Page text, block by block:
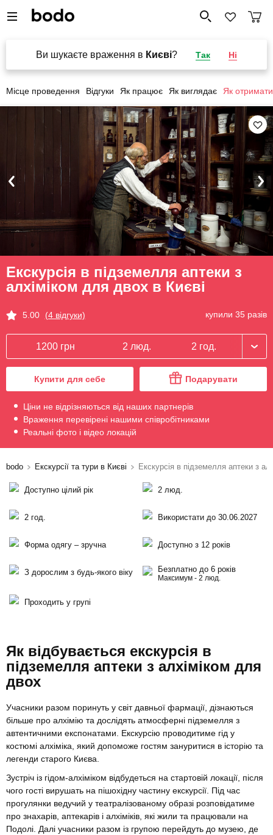
Ви шукаєте враження в Києві? Так Ні
Місце проведення Відгуки Як працює Як виглядає Як отримати
Екскурсія в підземелля аптеки з
алхіміком для двох в Києві
5.00 (4 відгуки) купили 35 разів
1200 грн 2 люд. 2 год.
Купити для себе Подарувати
Ціни не відрізняються від наших партнерів
Враження перевірені нашими співробітниками
Реальні фото і відео локацій
bodo Екскурсії та тури в Києві Екскурсія в підземелля аптеки з
Доступно цілий рік 2 люд.
2 год. Використати до 30.06.2027
Форма одягу – зручна Доступно з 12 років
З дорослим з будь-якого віку Безплатно до 6 років
Максимум - 2 люд.
Проходить у групі
Як відбувається екскурсія в
підземелля аптеки з алхіміком для
двох
Учасники разом поринуть у світ давньої фармації, дізнаються
більше про алхімію та дослідять атмосферні підземелля з
автентичними експонатами. Екскурсію проводитиме гід у
костюмі алхіміка, який допоможе гостям зануритися в історію та
легенди старого Києва.
Зустріч із гідом-алхіміком відбудеться на стартовій локації, після
чого гості вирушать на пішохідну частину екскурсії. Під час
прогулянки ведучий у театралізованому образі розповідатиме
про знахарів, аптекарів і алхіміків, які жили та працювали на
Подолі. Далі учасники разом із групою перейдуть до музею, де